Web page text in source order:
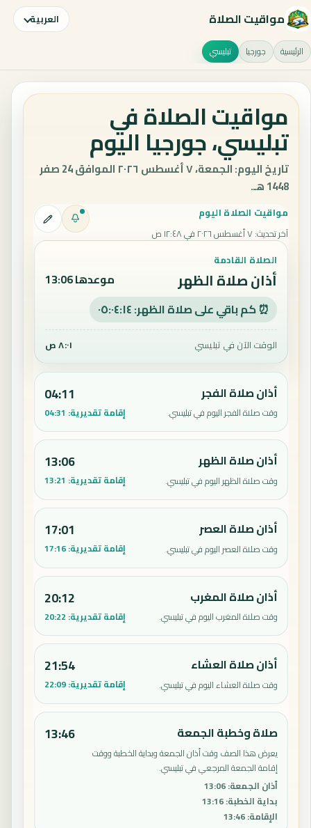
مواقيت الصلاة العربية
الرئيسية جورجيا تبليسي
مواقيت الصلاة في
تبليسي، جورجيا اليوم
تاريخ اليوم: الجمعة، ٧ أغسطس ٢٠٢٦ الموافق 24 صفر
1448 هـ.
مواقيت الصلاة اليوم
آخر تحديث:٧ أغسطس ٢٠٢٦ في ١٢:٤٨ ص
الصلاة القادمة
أذان صلاة الظهر موعدها 13:06
⏰ كم باقي على صلاة الظهر: ٠٥:٠٤:١٣
الوقت الآن في تبليسي ٨:٠١ ص
أذان صلاة الفجر
وقت صلاة الفجر اليوم في تبليسي.
04:11
إقامة تقديرية: 04:31
أذان صلاة الظهر
وقت صلاة الظهر اليوم في تبليسي.
13:06
إقامة تقديرية: 13:21
أذان صلاة العصر
وقت صلاة العصر اليوم في تبليسي.
17:01
إقامة تقديرية:17:16
أذان صلاة المغرب
وقت صلاة المغرب اليوم في تبليسي.
20:12
إقامة تقديرية: 20:22
أذان صلاة العشاء
وقت صلاة العشاء اليوم في تبليسي.
21:54
إقامة تقديرية:22:09
صلاة وخطبة الجمعة
يعرض هذا الصف وقت أذان الجمعة وبداية الخطبة ووقت
إقامة الجمعة المرجعي في تبليسي.
أذان الجمعة:
13:06
بداية الخطبة:
13:16
الإقامة:
13:46
13:46